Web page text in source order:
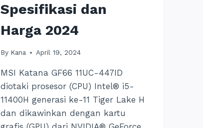
Spesifikasi dan
Harga 2024
By Kana April 19, 2024
MSI Katana GF66 11UC-447ID
diotaki prosesor (CPU) Intel® i5-
11400H generasi ke-11 Tiger Lake H
dan dikawinkan dengan kartu